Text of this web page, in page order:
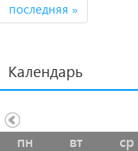
последняя »
Календарь
пн вт ср